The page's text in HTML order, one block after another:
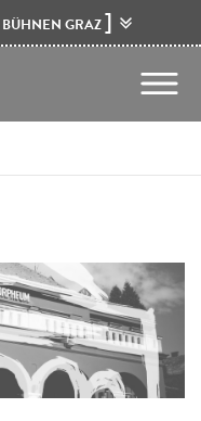
BÜHNEN GRAZ]